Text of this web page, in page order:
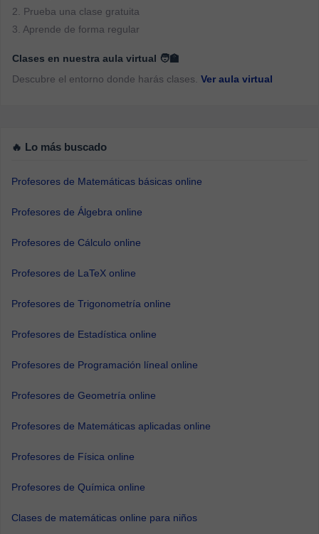
2. Prueba una clase gratuita
3. Aprende de forma regular
Clases en nuestra aula virtual 🧑‍🏫
Descubre el entorno donde harás clases. Ver aula virtual
🔥 Lo más buscado
Profesores de Matemáticas básicas online
Profesores de Álgebra online
Profesores de Cálculo online
Profesores de LaTeX online
Profesores de Trigonometría online
Profesores de Estadística online
Profesores de Programación líneal online
Profesores de Geometría online
Profesores de Matemáticas aplicadas online
Profesores de Física online
Profesores de Química online
Clases de matemáticas online para niños